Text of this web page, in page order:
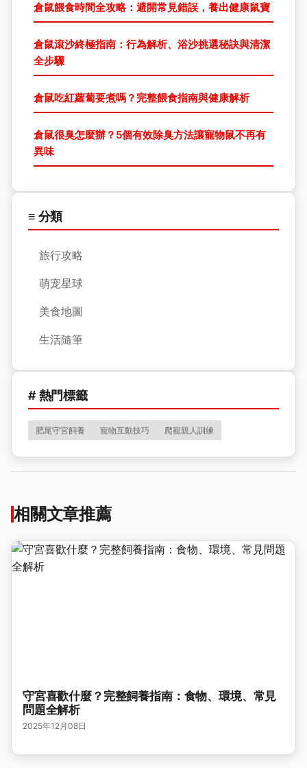
倉鼠餵食時間全攻略：避開常見錯誤，養出健康鼠寶
倉鼠滾沙終極指南：行為解析、浴沙挑選秘訣與清潔
全步驟
倉鼠吃紅蘿蔔要煮嗎？完整餵食指南與健康解析
倉鼠很臭怎麼辦？5個有效除臭方法讓寵物鼠不再有
異味
≡ 分類
旅行攻略
萌宠星球
美食地圖
生活隨筆
# 熱門標籤
肥尾守宮飼養 寵物互動技巧 爬寵親人訓練
相關文章推薦
守宮喜歡什麼？完整飼養指南：食物、環境、常見
問題全解析
2025年12月08日